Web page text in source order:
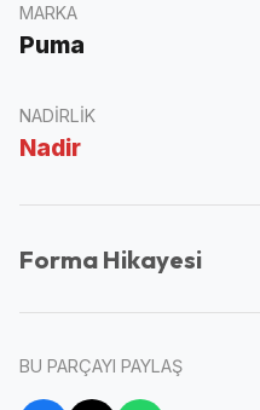
MARKA
Puma
NADIRLIK
Nadir
Forma Hikayesi
BU PARÇAYI PAYLAŞ